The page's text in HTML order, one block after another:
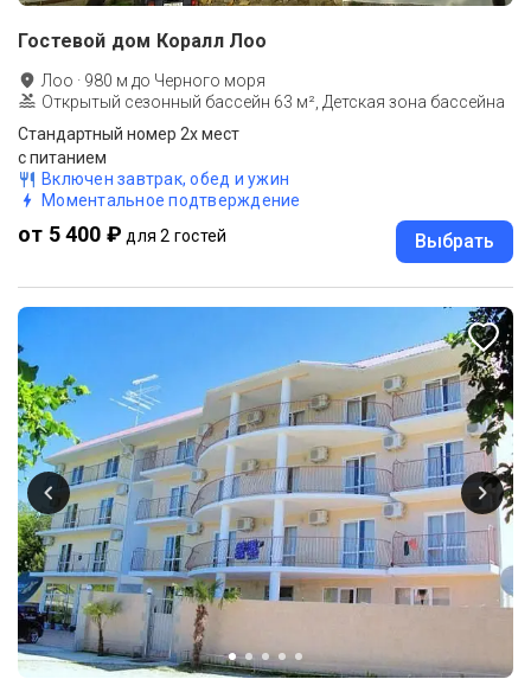
Гостевой дом Коралл Лоо
Лоо · 980 м до Черного моря
Открытый сезонный бассейн 63 м², Детская зона бассейна
Стандартный номер 2х мест
с питанием
Включен завтрак, обед и ужин
Моментальное подтверждение
от 5 400 ₽ для 2 гостей Выбрать